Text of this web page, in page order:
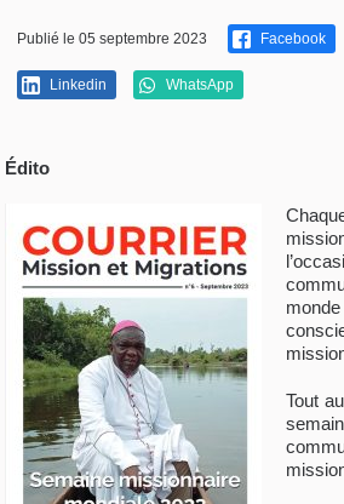
Publié le 05 septembre 2023 Facebook
Linkedin WhatsApp
Édito
Tout